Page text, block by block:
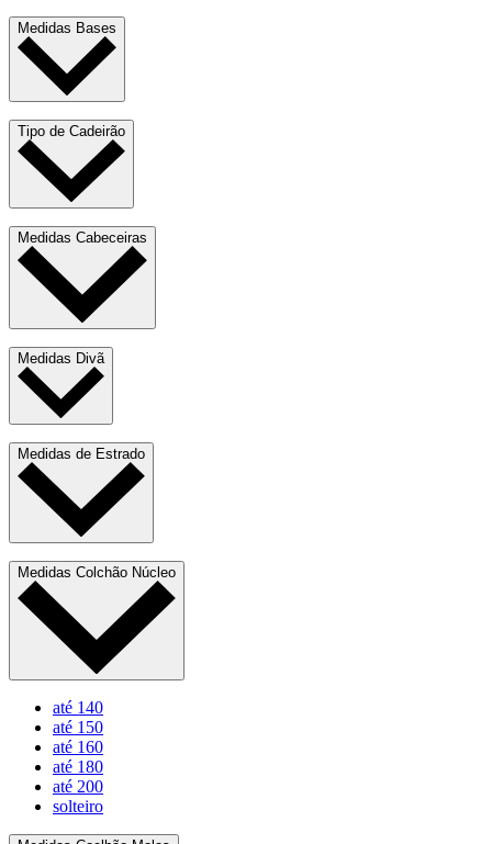
Medidas Bases
Tipo de Cadeirão
Medidas Cabeceiras
Medidas Divã
Medidas de Estrado
Medidas Colchão Núcleo
até 140
até 150
até 160
até 180
até 200
solteiro